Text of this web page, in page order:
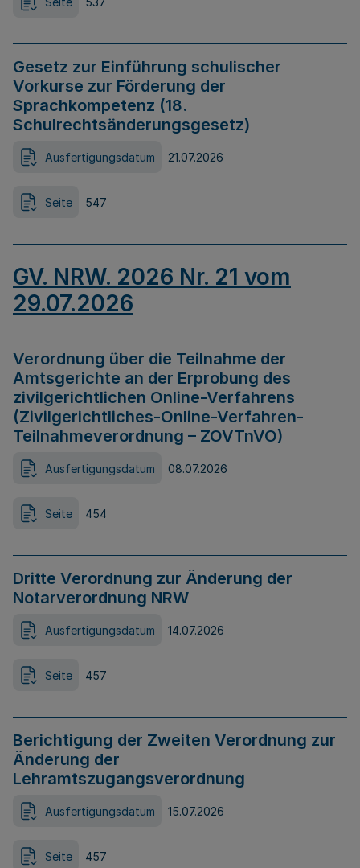
Gesetz zur Einführung schulischer
Vorkurse zur Förderung der
Sprachkompetenz (18.
Schulrechtsänderungsgesetz)
Ausfertigungsdatum 21.07.2026
Seite 547
GV. NRW. 2026 Nr. 21 vom
29.07.2026
Verordnung über die Teilnahme der
Amtsgerichte an der Erprobung des
zivilgerichtlichen Online-Verfahrens
(Zivilgerichtliches-Online-Verfahren-
Teilnahmeverordnung – ZOVTnVO)
Ausfertigungsdatum 08.07.2026
Seite 454
Dritte Verordnung zur Änderung der
Notarverordnung NRW
Ausfertigungsdatum 14.07.2026
Seite 457
Berichtigung der Zweiten Verordnung zur
Änderung der
Lehramtszugangsverordnung
Ausfertigungsdatum 15.07.2026
Seite 457